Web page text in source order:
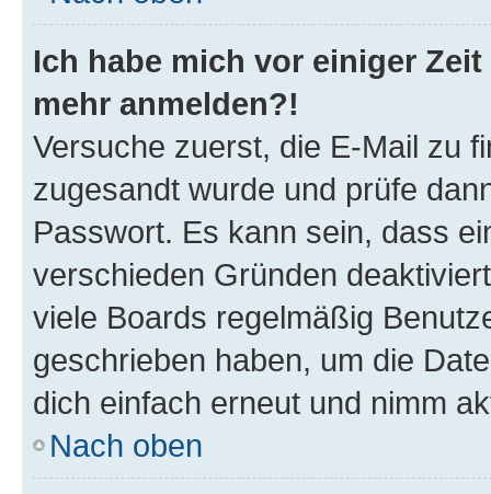
Ich habe mich vor einiger
mehr anmelden?!
Versuche zuerst, die E-Mail zu
zugesandt wurde und prüfe
Passwort. Es kann sein, dass
verschieden Gründen
viele Boards regelmäßig
geschrieben haben, um die
dich einfach erneut und nimm
Nach oben